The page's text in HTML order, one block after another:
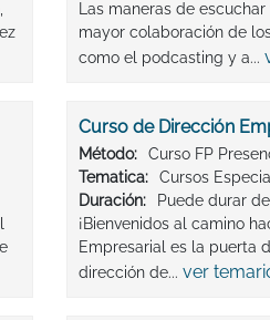
Las maneras de
mayor colaboración de
como el podcasting y a...
Curso de Dirección
Método:
Curso FP
Tematica:
Cursos
Duración:
Puede durar
¡Bienvenidos al camino
Empresarial es la puerta
dirección de... ver